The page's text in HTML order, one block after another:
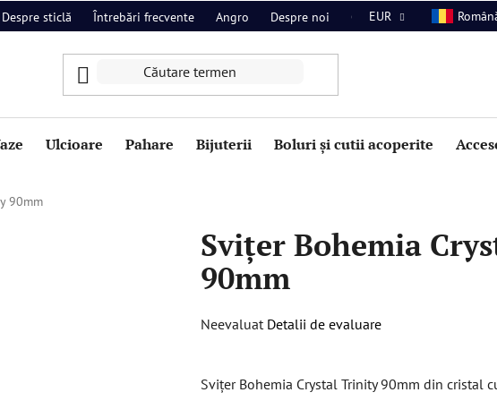
Despre sticlă Întrebări frecvente Angro Despre noi Contact
EUR
Ulcioare Pahare Bijuterii Boluri și cutii acoperite
90mm
Svițer Bohemia
90mm
Evaluarea
produsului
Neevaluat Detalii de evaluare
Svițer Bohemia Crystal Trinity 90mm din cristal